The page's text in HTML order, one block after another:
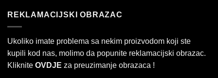
REKLAMACIJSKI OBRAZAC
Ukoliko imate problema sa nekim proizvodom koji ste
kupili kod nas, molimo da popunite reklamacijski obrazac.
Kliknite OVDJE za preuzimanje obrazaca !